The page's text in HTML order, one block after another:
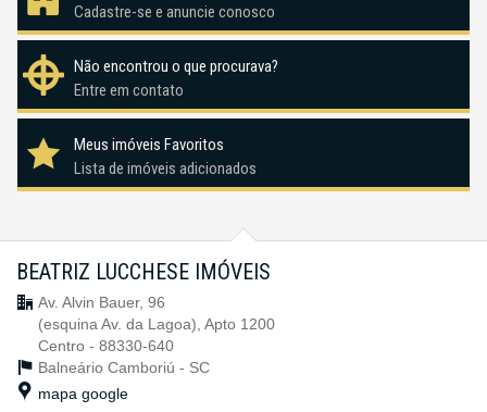
Cadastre-se e anuncie conosco
Não encontrou o que procurava?
Entre em contato
Meus imóveis Favoritos
Lista de imóveis adicionados
BEATRIZ LUCCHESE IMÓVEIS
Av. Alvin Bauer, 96
(esquina Av. da Lagoa), Apto 1200
Centro - 88330-640
Balneário Camboriú - SC
mapa google